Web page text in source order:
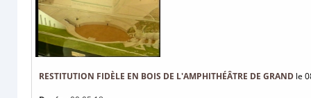
RESTITUTION FIDÈLE EN BOIS DE L'AMPHITHÉÂTRE DE GRAND le